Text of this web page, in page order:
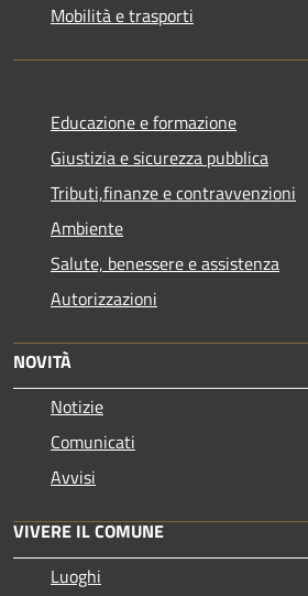
Mobilità e trasporti
Educazione e formazione
Giustizia e sicurezza pubblica
Tributi,finanze e contravvenzioni
Ambiente
Salute, benessere e assistenza
Autorizzazioni
NOVITÀ
Notizie
Comunicati
Avvisi
VIVERE IL COMUNE
Luoghi